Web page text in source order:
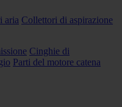
aria Collettori di aspirazione
Cinghie di
Parti del motore catena